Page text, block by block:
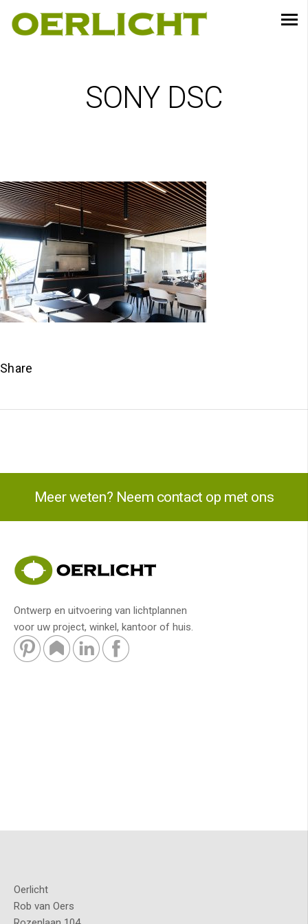
SONY DSC
Share
Meer weten? Neem contact op met ons
Ontwerp en uitvoering van lichtplannen
voor uw project, winkel, kantoor of huis.
Oerlicht
Rob van Oers